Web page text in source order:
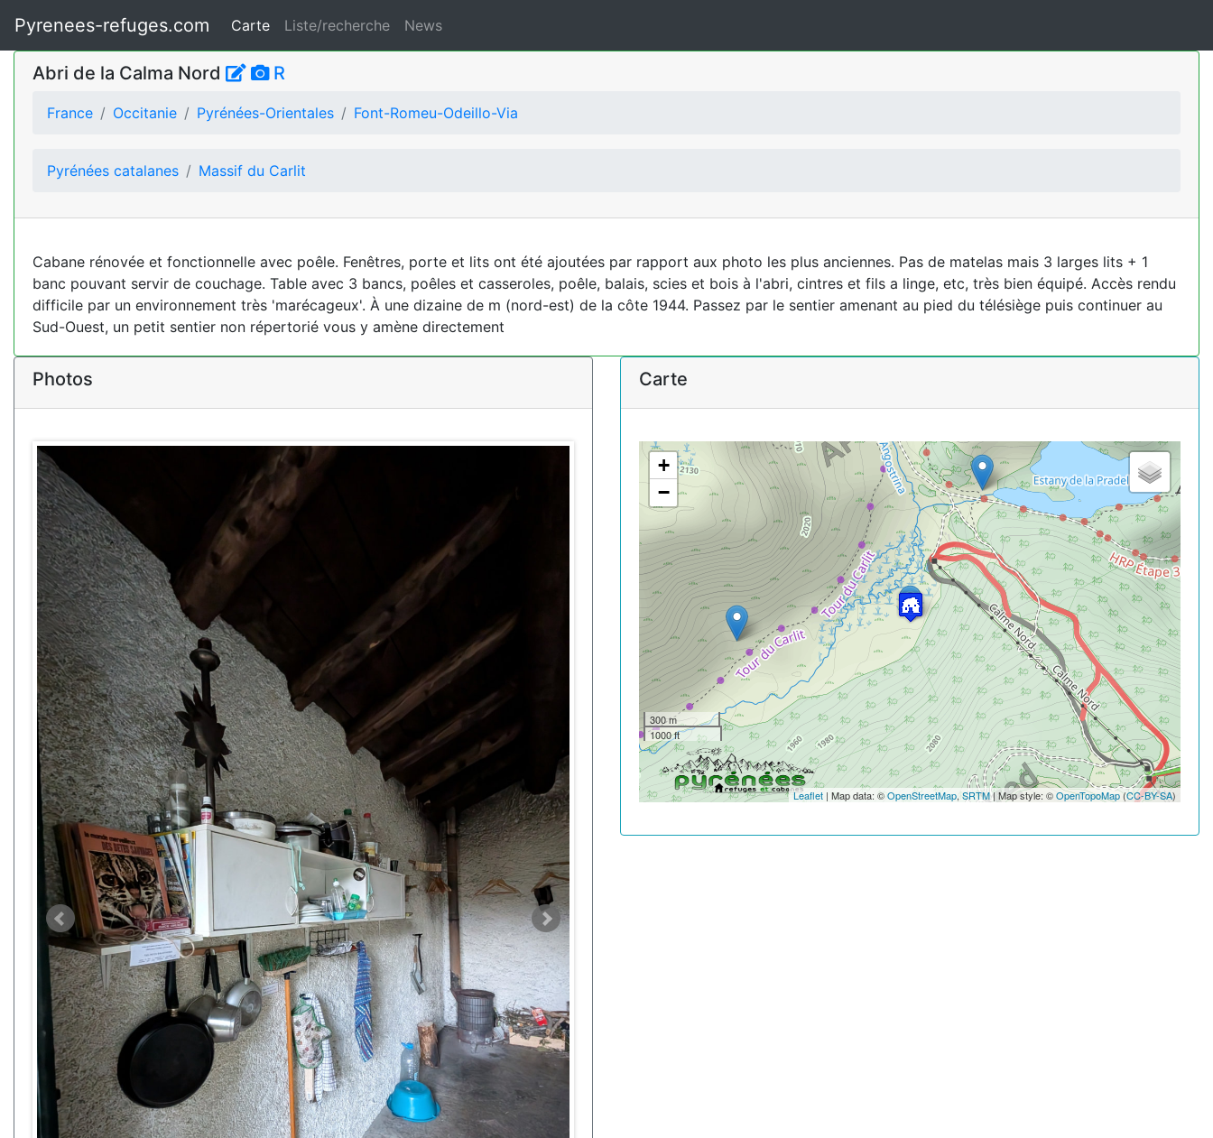
Pyrenees-refuges.com Carte Liste/recherche News
Abri de la Calma Nord R
France Occitanie Pyrénées-Orientales Font-Romeu-Odeillo-Via
Pyrénées catalanes Massif du Carlit
Cabane rénovée et fonctionnelle avec poêle. Fenêtres, porte et lits ont été ajoutées par rapport aux photo les plus anciennes. Pas de matelas mais 3 larges lits + 1
banc pouvant servir de couchage. Table avec 3 bancs, poêles et casseroles, poêle, balais, scies et bois à l'abri, cintres et fils a linge, etc, très bien équipé. Accès rendu
difficile par un environnement très 'marécageux'. À une dizaine de m (nord-est) de la côte 1944. Passez par le sentier amenant au pied du télésiège puis continuer au
Sud-Ouest, un petit sentier non répertorié vous y amène directement
Photos Carte
+
−
300 m
1000 ft
Leaflet | Map data: ©OpenStreetMap, SRTM| Map style: ©OpenTopoMap(CC-BY-SA)